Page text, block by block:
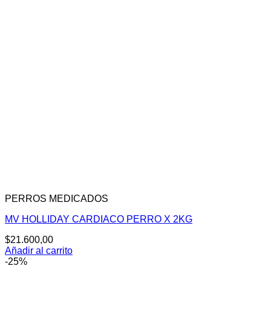
PERROS MEDICADOS
MV HOLLIDAY CARDIACO PERRO X 2KG
$21.600,00
Añadir al carrito
-25%